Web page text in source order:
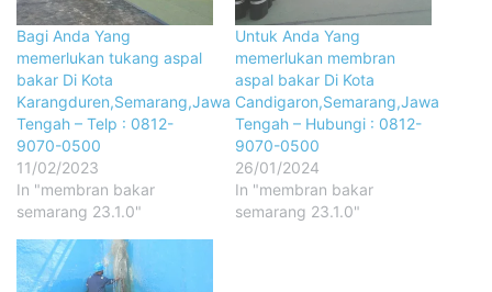
Bagi Anda Yang
memerlukan tukang aspal
bakar Di Kota
Karangduren,Semarang,Jawa
Tengah – Telp : 0812-
9070-0500
11/02/2023
In "membran bakar
semarang 23.1.0"
Untuk Anda Yang
memerlukan membran
aspal bakar Di Kota
Candigaron,Semarang,Jawa
Tengah – Hubungi : 0812-
9070-0500
26/01/2024
In "membran bakar
semarang 23.1.0"